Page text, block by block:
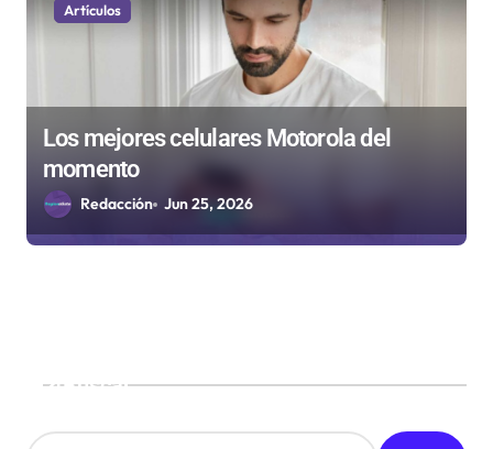
Artículos
Los mejores celulares Motorola del
momento
Redacción Jun 25, 2026
Buscar